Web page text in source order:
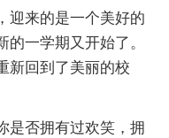
迎来的是一个美好的
一学期又开始了。
新回到了美丽的校
是否拥有过欢笑，拥